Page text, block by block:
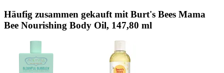
Häufig zusammen gekauft mit Burt's Bees Mama
Bee Nourishing Body Oil, 147,80 ml